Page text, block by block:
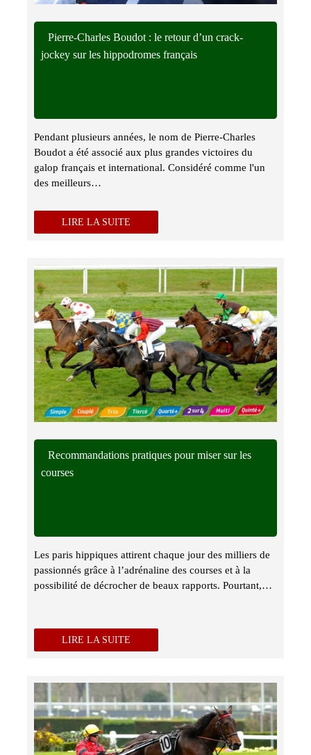
Pierre-Charles Boudot : le retour d’un crack-
jockey sur les hippodromes français
Pendant plusieurs années, le nom de Pierre-Charles
Boudot a été associé aux plus grandes victoires du
galop français et international. Considéré comme l'un
des meilleurs…
LIRE LA SUITE
Recommandations pratiques pour miser sur les
courses
Les paris hippiques attirent chaque jour des milliers de
passionnés grâce à l’adrénaline des courses et à la
possibilité de décrocher de beaux rapports. Pourtant,…
LIRE LA SUITE